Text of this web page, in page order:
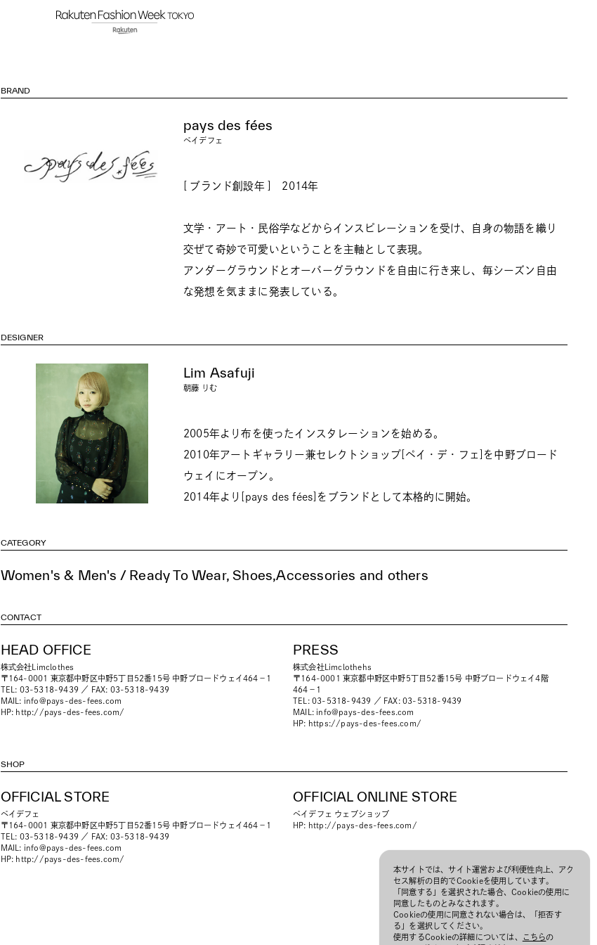
BRAND
pays des fées
ペイデフェ
[ ブランド創設年 ] 2014年
文学・アート・民俗学などからインスピレーションを受け、自身の物語を織り
交ぜて奇妙で可愛いということを主軸として表現。
アンダーグラウンドとオーバーグラウンドを自由に行き来し、毎シーズン自由
な発想を気ままに発表している。
DESIGNER
Lim Asafuji
朝藤 りむ
2005年より布を使ったインスタレーションを始める。
2010年アートギャラリー兼セレクトショップ[ペイ・デ・フェ]を中野ブロード
ウェイにオープン。
2014年より[pays des fées]をブランドとして本格的に開始。
CATEGORY
Women's & Men's / Ready To Wear, Shoes,Accessories and others
CONTACT
HEAD OFFICE
株式会社Limclothes
〒164-0001 東京都中野区中野5丁目52番15号 中野ブロードウェイ464−1
TEL: 03-5318-9439 ／ FAX: 03-5318-9439
MAIL: info@pays-des-fees.com
HP: http://pays-des-fees.com/
PRESS
株式会社Limclothehs
〒164-0001 東京都中野区中野5丁目52番15号 中野ブロードウェイ4階
464−1
TEL: 03-5318-9439 ／ FAX: 03-5318-9439
MAIL: info@pays-des-fees.com
HP: https://pays-des-fees.com/
SHOP
OFFICIAL STORE
ペイデフェ
〒164-0001 東京都中野区中野5丁目52番15号 中野ブロードウェイ464−1
TEL: 03-5318-9439 ／ FAX: 03-5318-9439
MAIL: info@pays-des-fees.com
HP: http://pays-des-fees.com/
OFFICIAL ONLINE STORE
ペイデフェ ウェブショップ
HP: http://pays-des-fees.com/
本サイトでは、サイト運営および利便性向上、アク
セス解析の目的でCookieを使用しています。
「同意する」を選択された場合、Cookieの使用に
同意したものとみなされます。
Cookieの使用に同意されない場合は、「拒否す
る」を選択してください。
使用するCookieの詳細については、
こちらの